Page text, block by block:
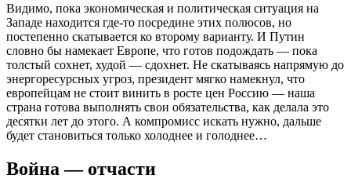
Видимо, пока экономическая и политическая ситуация на
Западе находится где-то посредине этих полюсов, но
постепенно скатывается ко второму варианту. И Путин
словно бы намекает Европе, что готов подождать — пока
толстый сохнет, худой — сдохнет. Не скатываясь напрямую до
энергоресурсных угроз, президент мягко намекнул, что
европейцам не стоит винить в росте цен Россию — наша
страна готова выполнять свои обязательства, как делала это
десятки лет до этого. А компромисс искать нужно, дальше
будет становиться только холоднее и голоднее…
Война — отчасти